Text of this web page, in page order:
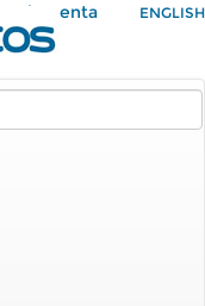
Mi Cuenta ENGLISH